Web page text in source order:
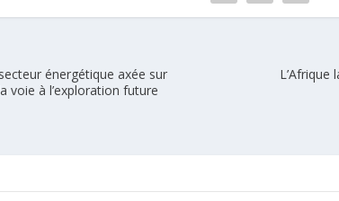
énergétique axée sur
voie à l’exploration future
L’Afrique